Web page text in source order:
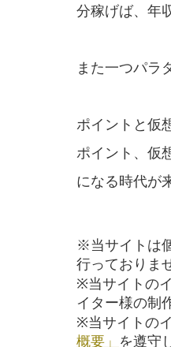
分稼げば、年
また一つパラ
ポイントと仮
ポイント、仮
になる時代が
※当サイトは
行っておりま
※当サイトの
イター様の制
※当サイトの
概要」 を遵守